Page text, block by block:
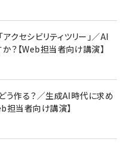
する ルールのデザイン
グをもっと見る
ン/アクティブノイズキャンセリ
ック
ないケーブル 240W 結束バン
応 シリコン素材採用 iPhone
iPad Pro MacBook
ミッドナイトブラック)
黒ラベル 350ml 缶 24本 ビー
応募〆切! 黒ラベルビヤセラー
クセシビリティツリー」／AI
？【Web担当者向け講演】
う作る？／生成AI時代に求め
担当者向け講演】